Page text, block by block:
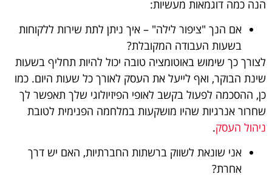
הנה כמה דוגמאות מעשיות:
אם הנך "ציפור לילה" – איך ניתן לתת שירות ללקוחות
בשעות העבודה המקובלת?
לצורך כך שימוש באוטומציה טובה יכול להיות תחליף בשעות
שינת הבוקר, ואף לייעל את העסק לאורך כל שעות היום. כמו
כן, ההסכמה לפעול בקשב לאופי הפיזיולוגי שלך תאפשר לך
שחרור אנרגיות שהיו מושקעות במלחמה הפנימית לטובת
ניהול העסק.
אני שונאת לשווק ברשתות החברתיות, האם יש דרך
אחרת?